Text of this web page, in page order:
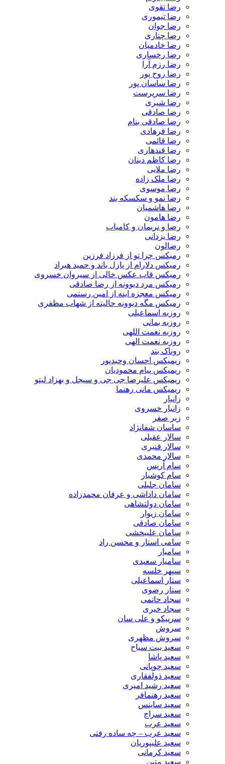
رضا تقوی
رضا تیموری
رضا جوان
رضا چناری
رضا خادمیان
رضا رخساری
رضا رزم آرا
رضا روح پور
رضا ساسان پور
رضا سرپرست
رضا شیری
رضا صادقی
رضا صادقی بنام
رضا فرهادی
رضا قائمی
رضا قندهاری
رضا کاظم دینان
رضا ملایی
رضا ملک زاده
رضا موسوی
رضا نمو و سکسکه بند
رضا هاشمیان
رضا هامون
رضا و نریمان و کامیاب
رضا یزدانی
رضالون
رمیکس چرا تو از فرزاد فرزین
رمیکس دلارام از پازل باند و حمید هیراد
رمیکس قاب عکس خالی از سیروان خسروی
رمیکس مرد دیوونه از رضا صادقی
رمیکس معجزه اینه از امین رستمی
رمیکس مگه دیوونه حالیته از شهاب مظفری
روزبه اسماعیلی
روزبه بمانی
روزبه نعمت اللهی
روزبه نعمت الهی
روناک بند
ریمیکس احسان وحیدپور
ریمیکس پیام محمودیان
ریمیکس علیرضا جی جی و سیجل و بهزاد لیتو
ریمیکس مانی رهنما
زانیار
زانیار خسروی
زیر صفر
ساسان شفانژاد
سالار عقیلی
سالار قنبری
سالار محمدی
سام آریس
سام کوشیار
سامان جلیلی
سامان داداشی و عرفان محمدزاده
سامان دولتشاهی
سامان زیوار
سامان صادقی
سامان علیبخشی
سامی استار و محسن راد
سامیار
سامیار سعیدی
سپهر خلسه
ستار اسماعیلی
ستار رضوی
سجاد حاتمی
سجاد خیری
سرپیکو و علی سان
سروش
سروش مظهری
سعید بیت سیاح
سعید پاشا
سعید چوپانی
سعید ذولفقاری
سعید رشید امیری
سعید رهنمافر
سعید ساینس
سعید سراج
سعید عرب
سعید عرب – چه ساده رفتی
سعید علیپوریان
سعید کرمانی
سعید متین